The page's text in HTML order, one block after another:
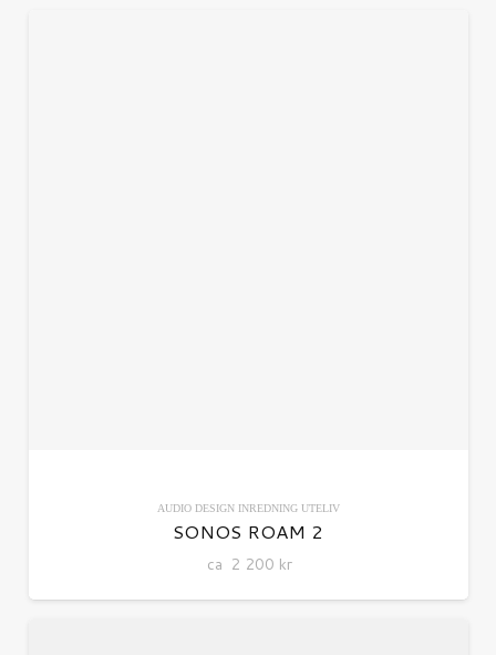
AUDIO DESIGN INREDNING UTELIV
SONOS ROAM 2
ca 2 200 kr